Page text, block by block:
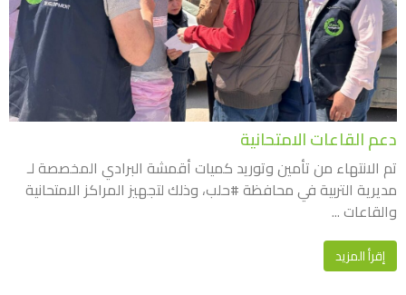
دعم القاعات الامتحانية
تم الانتهاء من تأمين وتوريد كميات أقمشة البرادي المخصصة لـ
مديرية التربية في محافظة #حلب، وذلك لتجهيز المراكز الامتحانية
والقاعات ...
إقرأ المزيد